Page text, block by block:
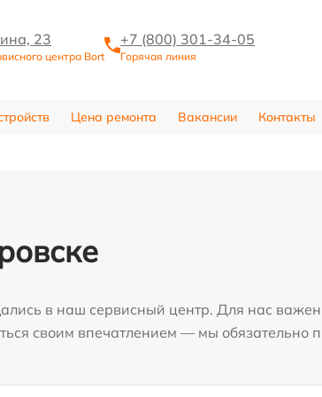
23
центра Bort
+7 (800) 301-34-05
Горячая линия
Цена ремонта Вакансии Контакты
в наш сервисный центр. Для нас
своим впечатлением — мы обязательно